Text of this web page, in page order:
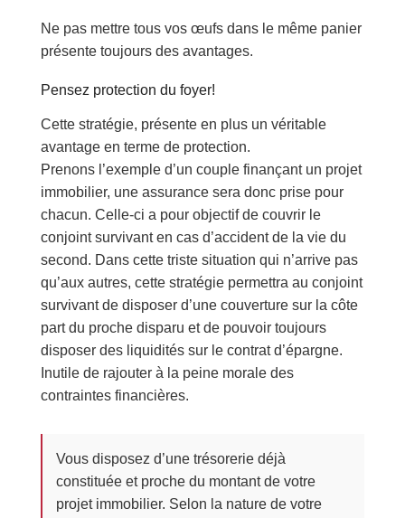
Ne pas mettre tous vos œufs dans le même panier
présente toujours des avantages.
Pensez protection du foyer!
Cette stratégie, présente en plus un véritable
avantage en terme de protection.
Prenons l’exemple d’un couple finançant un projet
immobilier, une assurance sera donc prise pour
chacun. Celle-ci a pour objectif de couvrir le
conjoint survivant en cas d’accident de la vie du
second. Dans cette triste situation qui n’arrive pas
qu’aux autres, cette stratégie permettra au conjoint
survivant de disposer d’une couverture sur la côte
part du proche disparu et de pouvoir toujours
disposer des liquidités sur le contrat d’épargne.
Inutile de rajouter à la peine morale des
contraintes financières.
Vous disposez d’une trésorerie déjà
constituée et proche du montant de votre
projet immobilier. Selon la nature de votre